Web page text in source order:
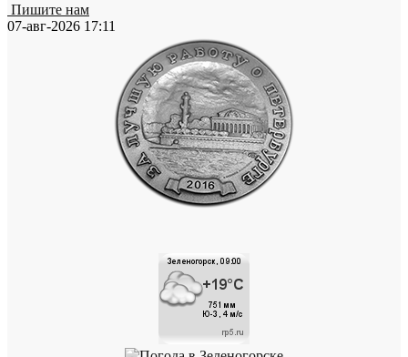
Пишите нам
07-авг-2026 17:11